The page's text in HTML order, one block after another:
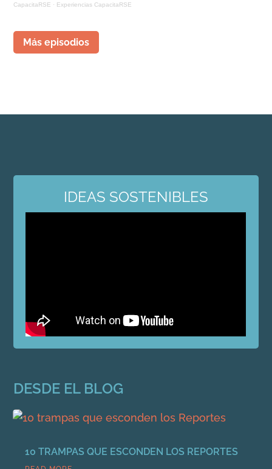
CapacitaRSE · Experiencias CapacitaRSE
Más episodios
IDEAS SOSTENIBLES
DESDE EL BLOG
10 TRAMPAS QUE ESCONDEN LOS REPORTES